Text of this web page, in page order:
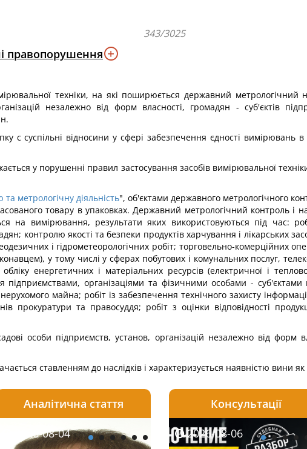
343/3025
правопорушення
техніки, на які поширюється державний
незалежно від форм власності, громадян - суб'єктів
с суспільні відносини у сфері забезпечення єдності вимірювань
у порушенні правил застосування засобів вимірювальної
метрологічну діяльність", об'єктами державного метрологічного
товару в упаковках. Державний метрологічний контроль і
на вимірювання, результати яких використовуються під час:
контролю якості та безпеки продуктів харчування і лікарських
і гідрометеорологічних робіт; торговельно-комерційних
у тому числі у сферах побутових і комунальних послуг,
енергетичних і матеріальних ресурсів (електричної і
підприємствами, організаціями та фізичними особами - суб'єктами
майна; робіт із забезпечення технічного захисту
прокуратури та правосуддя; робіт з оцінки відповідності
особи підприємств, установ, організацій незалежно від форм
ставленням до наслідків і характеризується наявністю вини
2026-08-06 2026-08-06
Аналітична стаття
2026-08-04 2026-08-04
Консультації
2026-08-05 2026-08-06
2026-07-30